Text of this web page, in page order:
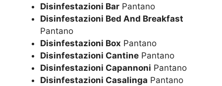
Disinfestazioni Bar Pantano
Disinfestazioni Bed And Breakfast
Pantano
Disinfestazioni Box Pantano
Disinfestazioni Cantine Pantano
Disinfestazioni Capannoni Pantano
Disinfestazioni Casalinga Pantano